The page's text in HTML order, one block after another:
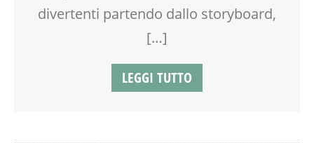
divertenti partendo dallo storyboard,
[…]
LEGGI TUTTO